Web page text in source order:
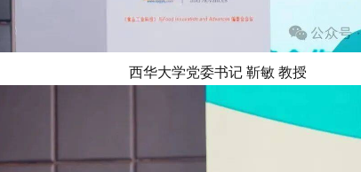
西华大学党委书记 靳敏 教授